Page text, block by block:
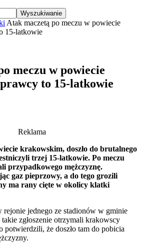
Atak maczetą po meczu w powiecie
15-latkowie
meczu w powiecie
to 15-latkowie
Reklama
krakowskim, doszło do brutalnego
trzej 15-latkowie. Po meczu
przypadkowego mężczyznę.
gaz pieprzowy, a do tego grozili
ma rany cięte w okolicy klatki
rejonie jednego ze stadionów w gminie
zgłoszenie otrzymali krakowscy
że doszło tam do pobicia